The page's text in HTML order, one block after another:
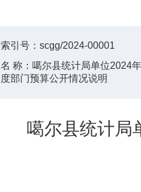
索引号：scgg/2024-00001
名 称： 噶尔县统计局单位2024年
度部门预算公开情况说明
噶尔县统计局